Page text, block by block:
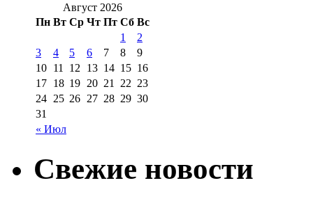
Август 2026
Пн Вт Ср Чт Пт Сб Вс
« Июл
1
2
3
4 5 6 7 8
9
10 11 12 13 14 15 16
17 18 19 20 21 22 23
24 25 26 27 28 29 30
31
Свежие новости